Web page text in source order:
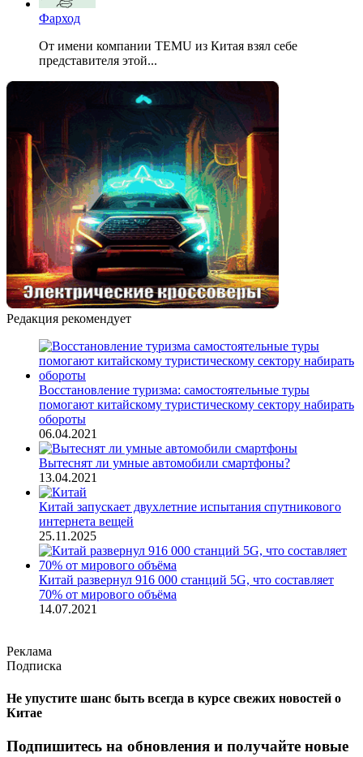
Фарход
От имени компании TEMU из Китая взял себе
представителя этой...
Редакция рекомендует
Восстановление туризма: самостоятельные туры
помогают китайскому туристическому сектору набирать
обороты
06.04.2021
Вытеснят ли умные автомобили смартфоны?
13.04.2021
Китай запускает двухлетние испытания спутникового
интернета вещей
25.11.2025
Китай развернул 916 000 станций 5G, что составляет
70% от мирового объёма
14.07.2021
Реклама
Подписка
Не упустите шанс быть всегда в курсе свежих новостей о
Китае
Подпишитесь на обновления и получайте новые